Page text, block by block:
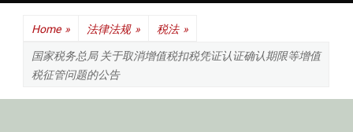
Home » 法律法规 » 税法 »
国家税务总局 关于取消增值税扣税凭证认证确认期限等增值
税征管问题的公告